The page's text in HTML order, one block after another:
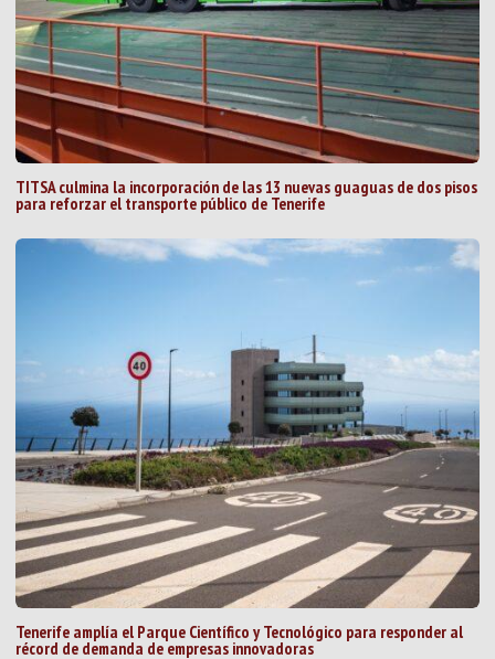
TITSA culmina la incorporación de las 13 nuevas guaguas de dos pisos
para reforzar el transporte público de Tenerife
Tenerife amplía el Parque Científico y Tecnológico para responder al
récord de demanda de empresas innovadoras